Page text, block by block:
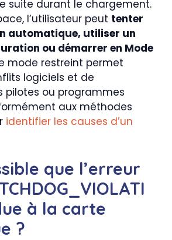
suite durant le chargement.
l’utilisateur peut tenter
automatique, utiliser un
ou démarrer en Mode
mode restreint permet
logiciels et de
pilotes ou programmes
aux méthodes
identifier les causes d’un
que l’erreur
à la carte
?